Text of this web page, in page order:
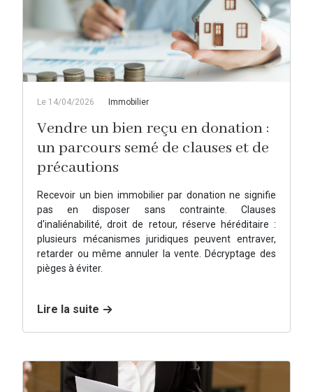
Le 14/04/2026 Immobilier
Vendre un bien reçu en donation :
un parcours semé de clauses et de
précautions
Recevoir un bien immobilier par donation ne signifie
pas en disposer sans contrainte. Clauses
d'inaliénabilité, droit de retour, réserve héréditaire :
plusieurs mécanismes juridiques peuvent entraver,
retarder ou même annuler la vente. Décryptage des
pièges à éviter.
Lire la suite